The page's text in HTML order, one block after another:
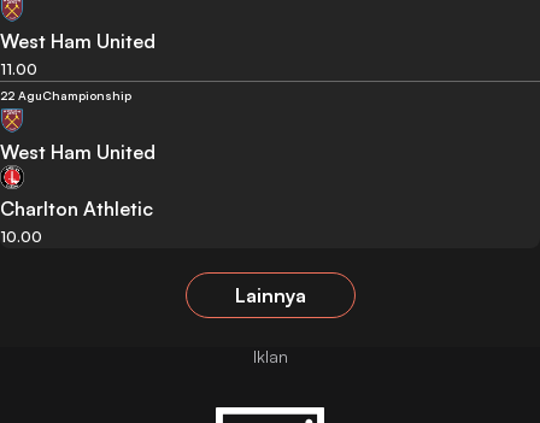
West Ham United
11.00
22 AguChampionship
West Ham United
Charlton Athletic
10.00
Lainnya